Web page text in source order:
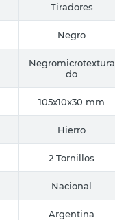
Tiradores
Negro
Negromicrotextura
do
105x10x30 mm
Hierro
2 Tornillos
Nacional
Argentina